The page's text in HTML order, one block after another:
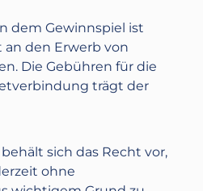
dem Gewinnspiel ist
den Erwerb von
Die Gebühren für die
trägt der
sich das Recht vor,
ohne